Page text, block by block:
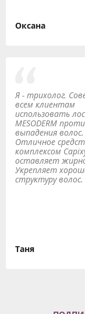
Оксана
Я - трихолог.
всем клиентам
использовать
MESODERM
выпадения волос.
Отличное
комплексом
оставляет
Укрепляет
структуру волос.
Таня